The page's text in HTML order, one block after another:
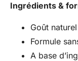
Ingrédients &
Goût
Formule
A base